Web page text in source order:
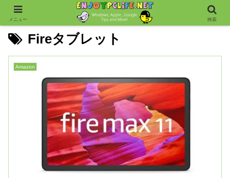
Fireタブレット
Amazon
メニュー 検索